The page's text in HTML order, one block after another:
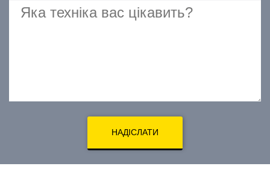
НАДІСЛАТИ